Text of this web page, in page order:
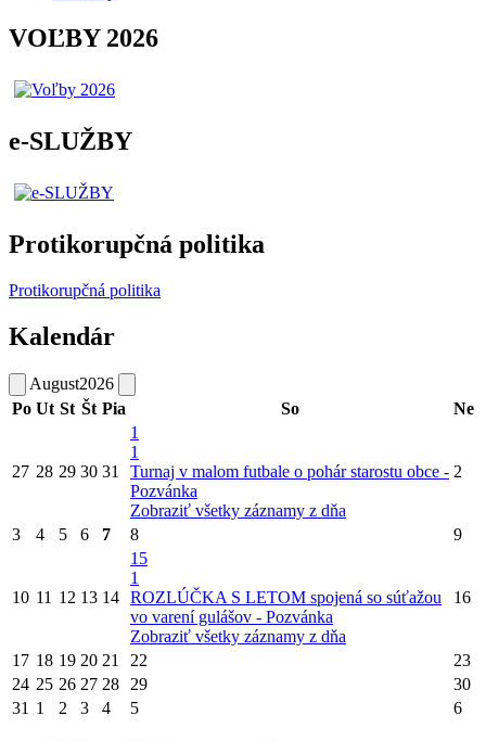
VOĽBY 2026
e-SLUŽBY
Protikorupčná politika
Protikorupčná politika
Kalendár
August2026
Po Ut St Št Pia So Ne
27 28 29 30 31
1
1
Turnaj v malom futbale o pohár starostu obce -
Pozvánka
Zobraziť všetky záznamy z dňa
2
3 4 5 6 7 8 9
10 11 12 13 14
15
1
ROZLÚČKA S LETOM spojená so súťažou
vo varení gulášov - Pozvánka
Zobraziť všetky záznamy z dňa
16
17 18 19 20 21 22
23
24 25 26 27 28 29
30
31 1 2 3 4 5 6